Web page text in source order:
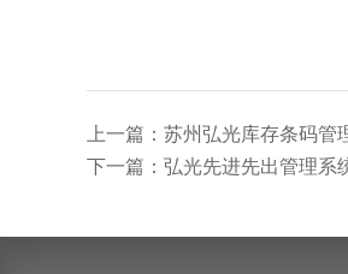
上一篇：苏州弘光库存条码管
下一篇：弘光先进先出管理系